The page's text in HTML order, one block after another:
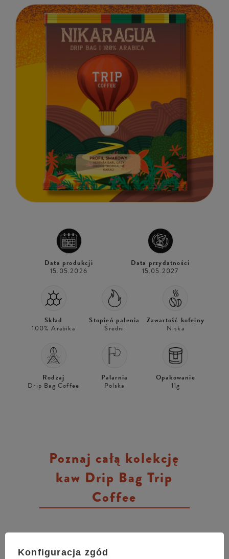
Data produkcji
15.05.2026
Data przydatności
15.05.2027
Skład
100% Arabika
Stopień palenia
Średni
Zawartość kofeiny
Niska
Rodzaj
Drip Bag Coffee
Palarnia
Polska
Opakowanie
11g
Poznaj całą kolekcję
kaw Drip Bag Trip
Coffee
Konfiguracja zgód